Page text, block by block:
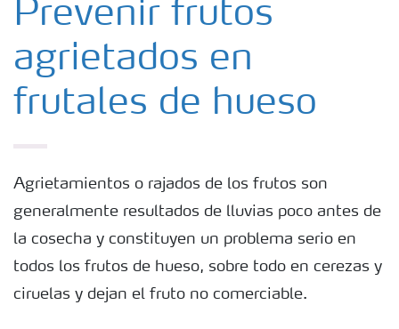
Fertilizantes
Portafolio de Agricultura Digital
Prevenir frutos
agrietados en
frutales de hueso
Agrietamientos o rajados de los frutos son
generalmente resultados de lluvias poco antes de
la cosecha y constituyen un problema serio en
todos los frutos de hueso, sobre todo en cerezas y
ciruelas y dejan el fruto no comerciable.